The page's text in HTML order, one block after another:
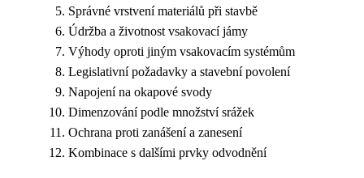
Správné vrstvení materiálů při stavbě
Údržba a životnost vsakovací jámy
Výhody oproti jiným vsakovacím systémům
Legislativní požadavky a stavební povolení
Napojení na okapové svody
Dimenzování podle množství srážek
Ochrana proti zanášení a zanesení
Kombinace s dalšími prvky odvodnění